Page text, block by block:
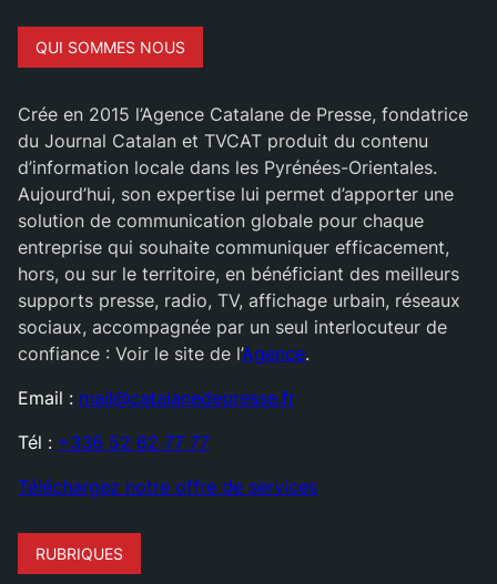
QUI SOMMES NOUS
Crée en 2015 l’Agence Catalane de Presse, fondatrice
du Journal Catalan et TVCAT produit du contenu
d’information locale dans les Pyrénées-Orientales.
Aujourd’hui, son expertise lui permet d’apporter une
solution de communication globale pour chaque
entreprise qui souhaite communiquer efficacement,
hors, ou sur le territoire, en bénéficiant des meilleurs
supports presse, radio, TV, affichage urbain, réseaux
sociaux, accompagnée par un seul interlocuteur de
confiance : Voir le site de l’Agence.
Email : mail@catalanedepresse.fr
Tél : +336 52 62 77 77
Téléchargez notre offre de services
RUBRIQUES